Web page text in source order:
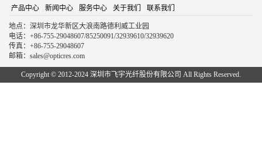
护，从而组建一个无阻断、高可靠性、安全灵活、
产品中心 新闻中心 服务中心 关于我们 联系我们
地点：深圳市龙华新区大浪南路德利威工业园
电话：+86-755-29048607/85250091/32939610/32939620
传真：+86-755-29048607
邮箱：sales@opticres.com
Copyright © 2012-2024 深圳市飞宇光纤股份有限公司 All Rights Reserved.